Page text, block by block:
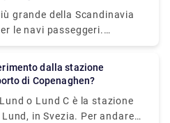
minuti per raggiungere la
Mentre un taxi e la
circa 20 minuti (a
impiegherà circa
di trasferimento privato
migliore. Puoi prenotare
privato su rydeu.com e
si adattano al tuo comfort
grande della Scandinavia
le navi passeggeri.
30 km ed è nota per il
che lo stretto di
spostarsi tra le due città e
di Copenaghen?
o Lund C è la stazione
in Svezia. Per andare